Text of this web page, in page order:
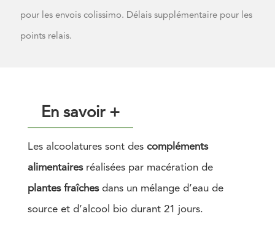
pour les envois colissimo. Délais supplémentaire pour les
points relais.
En savoir +
Les alcoolatures sont des compléments
alimentairesréalisées par macération de
plantes fraîchesdans un mélange d’eau de
source et d’alcool bio durant 21 jours.